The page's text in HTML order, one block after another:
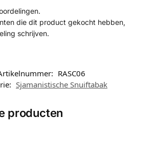
die dit product gekocht hebben,
schrijven.
RASC06
Sjamanistische Snuiftabak
producten